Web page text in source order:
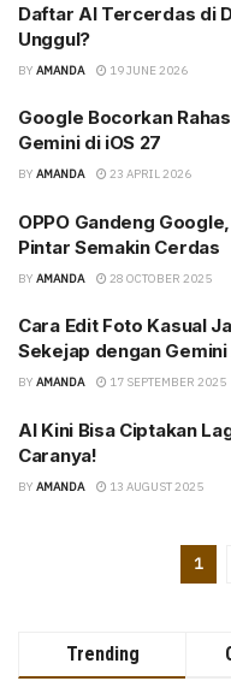
Daftar AI Tercerdas di
Unggul?
BY AMANDA 19 JUNE 2026
Google Bocorkan
Gemini di iOS 27
BY AMANDA 23 APRIL 2026
OPPO Gandeng
Pintar Semakin Cerdas
BY AMANDA 28 OCTOBER 2025
Cara Edit Foto Kasual
Sekejap dengan Gemini
BY AMANDA 17 SEPTEMBER 2025
AI Kini Bisa Ciptakan
Caranya!
BY AMANDA 13 AUGUST 2025
1
Trending